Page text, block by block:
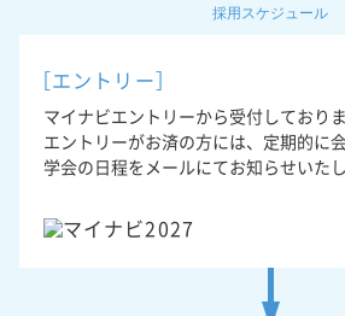
採用スケジュール
［エントリー］
マイナビエントリーから受付しておりま
エントリーがお済の方には、定期的に
学会の日程をメールにてお知らせいたし